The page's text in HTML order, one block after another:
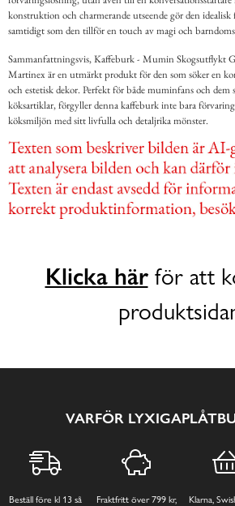
konstruktion och charmerande utseende gör den
samtidigt som den tillför en touch av magi och
Sammanfattningsvis, Kaffeburk - Mumin Skogsutflykt
Martinex är en utmärkt produkt för den som söker en
och estetisk dekor. Perfekt för både muminfans och dem
köksartiklar, förgyller denna kaffeburk inte bara
köksmiljön med sitt livfulla och detaljrika mönster.
Klicka härför att
VARFÖR
Beställ före kl 13 så
Fraktfritt över 799 kr,
Klarna,